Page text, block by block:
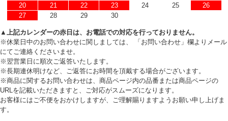
20
21 22 23 24 25
26
27
28 29 30
▲上記カレンダーの赤日は、お電話での対応を行っておりません。
※休業日中のお問い合わせに関しましては、 「お問い合わせ」欄よりメール
にてご連絡くださいませ。
※翌営業日に順次ご返答いたします。
※長期連休明けなど、ご返答にお時間を頂戴する場合がございます。
※商品に関するお問い合わせは、商品ページ内の品番または商品ページの
URLを記載いただきますと、ご対応がスムーズになります。
お客様にはご不便をおかけしますが、ご理解賜りますようお願い申し上げま
す。